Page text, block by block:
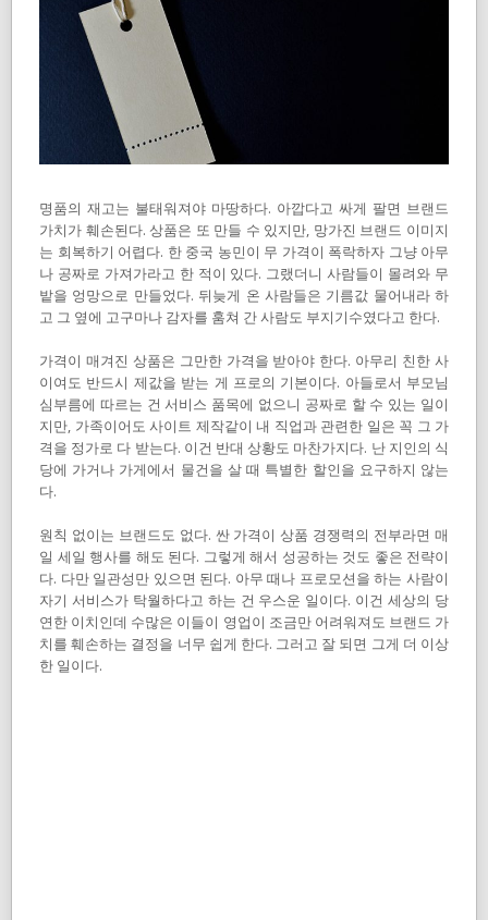
명품의 재고는 불태워져야 마땅하다. 아깝다고 싸게 팔면 브랜드
가치가 훼손된다. 상품은 또 만들 수 있지만, 망가진 브랜드 이미지
는 회복하기 어렵다. 한 중국 농민이 무 가격이 폭락하자 그냥 아무
나 공짜로 가져가라고 한 적이 있다. 그랬더니 사람들이 몰려와 무
밭을 엉망으로 만들었다. 뒤늦게 온 사람들은 기름값 물어내라 하
고 그 옆에 고구마나 감자를 훔쳐 간 사람도 부지기수였다고 한다.
가격이 매겨진 상품은 그만한 가격을 받아야 한다. 아무리 친한 사
이여도 반드시 제값을 받는 게 프로의 기본이다. 아들로서 부모님
심부름에 따르는 건 서비스 품목에 없으니 공짜로 할 수 있는 일이
지만, 가족이어도 사이트 제작같이 내 직업과 관련한 일은 꼭 그 가
격을 정가로 다 받는다. 이건 반대 상황도 마찬가지다. 난 지인의 식
당에 가거나 가게에서 물건을 살 때 특별한 할인을 요구하지 않는
다.
원칙 없이는 브랜드도 없다. 싼 가격이 상품 경쟁력의 전부라면 매
일 세일 행사를 해도 된다. 그렇게 해서 성공하는 것도 좋은 전략이
다. 다만 일관성만 있으면 된다. 아무 때나 프로모션을 하는 사람이
자기 서비스가 탁월하다고 하는 건 우스운 일이다. 이건 세상의 당
연한 이치인데 수많은 이들이 영업이 조금만 어려워져도 브랜드 가
치를 훼손하는 결정을 너무 쉽게 한다. 그러고 잘 되면 그게 더 이상
한 일이다.